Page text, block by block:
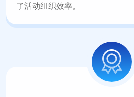
了活动组织效率。